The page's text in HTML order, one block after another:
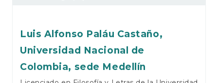
Luis Alfonso Paláu Castaño,
Universidad Nacional de
Colombia, sede Medellín